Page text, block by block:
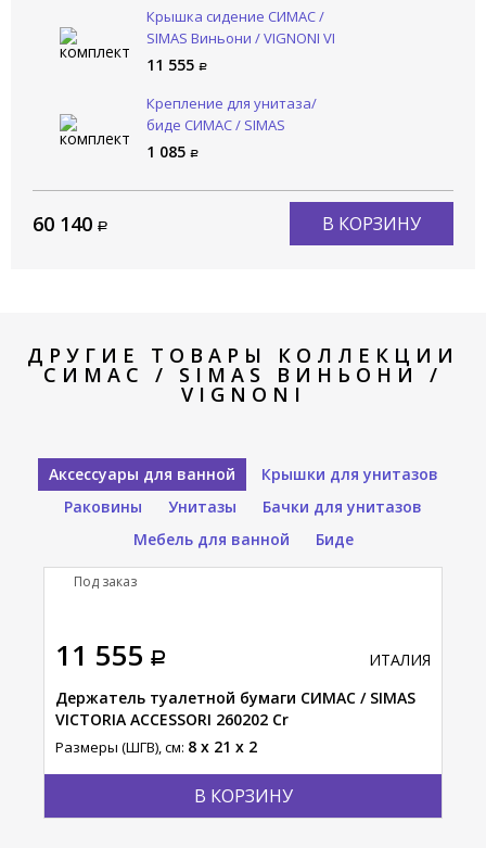
Крышка сидение СИМАС /
SIMAS Виньони / VIGNONI VI
003 bia
11 555
Крепление для унитаза/
биде СИМАС / SIMAS
КОМПЛЕКТУЮЩИЕ F 88 Cr
1 085
60 140 В КОРЗИНУ
ДРУГИЕ ТОВАРЫ КОЛЛЕКЦИИ
СИМАС / SIMAS ВИНЬОНИ /
VIGNONI
Аксессуары для ванной
Крышки для унитазов
Раковины
Унитазы
Бачки для унитазов
Мебель для ванной
Биде
11 555
В КОРЗИНУ
ИТАЛИЯ
Держатель туалетной бумаги СИМАС / SIMAS
VICTORIA ACCESSORI 260202 Cr
Размеры (ШГВ), см: 8 x 21 x 2
Под заказ